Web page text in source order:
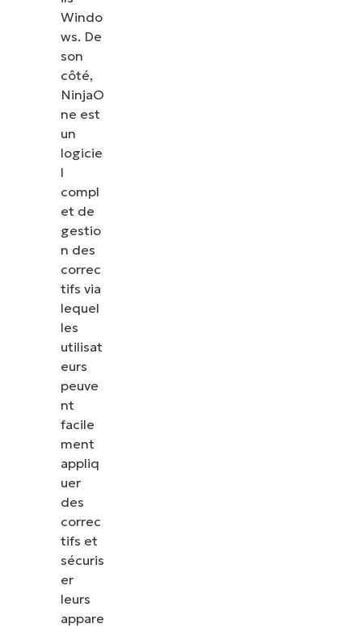
Windo
ws. De
son
côté,
NinjaO
ne est
un
logicie
l
compl
et de
gestio
n des
correc
tifs via
lequel
les
utilisat
eurs
peuve
nt
facile
ment
appliq
uer
des
correc
tifs et
sécuris
er
leurs
appare